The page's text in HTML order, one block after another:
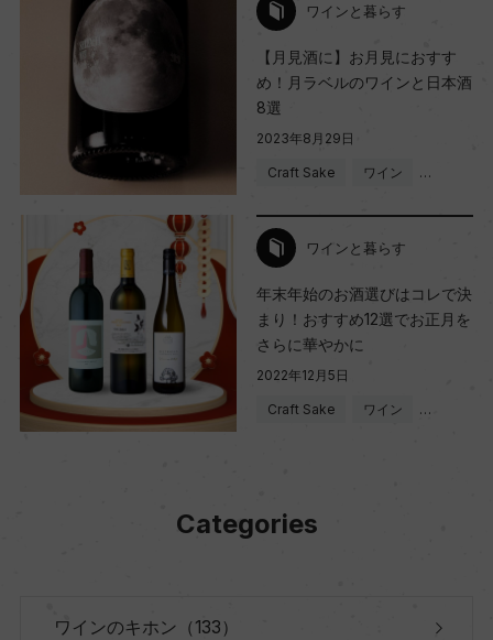
ワインと暮らす
【月見酒に】お月見におすす
め！月ラベルのワインと日本酒
8選
2023年8月29日
Craft Sake ワイン …
ワインと暮らす
年末年始のお酒選びはコレで決
まり！おすすめ12選でお正月を
さらに華やかに
2022年12月5日
Craft Sake ワイン …
Categories
ワインのキホン（133）